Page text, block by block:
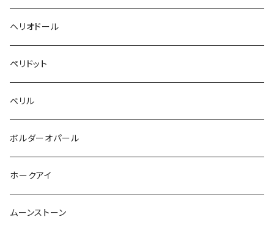
ヘリオドール
ペリドット
ベリル
ボルダーオパール
ホークアイ
ムーンストーン